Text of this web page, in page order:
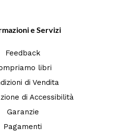
e Servizi
Feedback
libri
di Vendita
di Accessibilità
Garanzie
Pagamenti